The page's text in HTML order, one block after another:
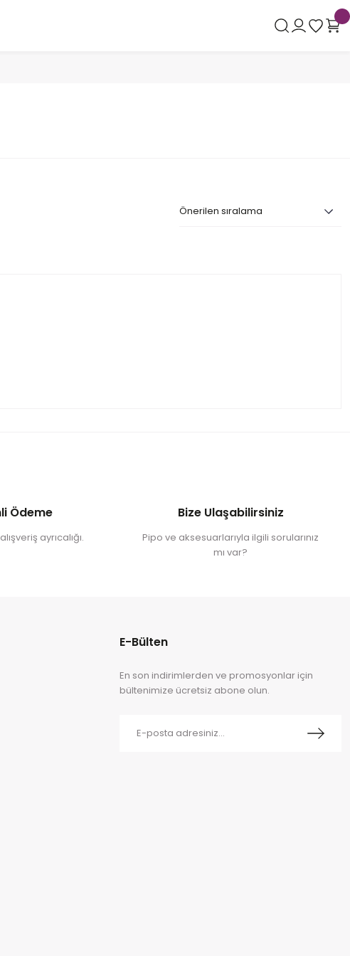
Ödeme
ayrıcalığı.
Bize Ulaşabilirsiniz
Pipo ve aksesuarlarıyla ilgili sorularınız
mı var?
E-Bülten
En son indirimlerden ve promosyonlar için
bültenimize ücretsiz abone olun.